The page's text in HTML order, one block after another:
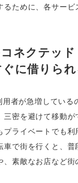
るために、各サービ
ネクテッ
に借りら
者が急増している
三密を避けて移動が
プライベートでも利
車で街を行くと、普
、素敵なお店など街